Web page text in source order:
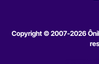
Copyright © 2007-2026